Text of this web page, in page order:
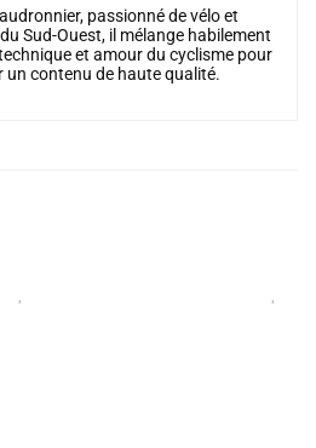
passionné de vélo et
Sud-Ouest, il mélange habilement
et amour du cyclisme pour
un contenu de haute qualité.